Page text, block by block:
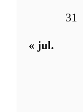
31
« jul.